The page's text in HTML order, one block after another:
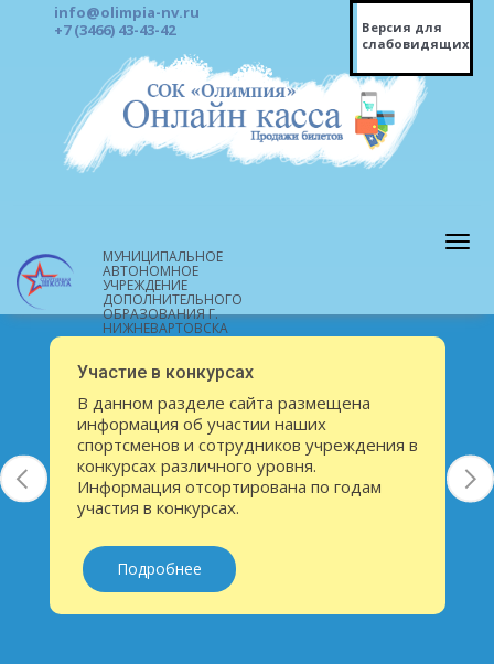
info@olimpia-nv.ru
+7 (3466) 43-43-42
Версия для
слабовидящих
МУНИЦИПАЛЬНОЕ
АВТОНОМНОЕ
УЧРЕЖДЕНИЕ
ДОПОЛНИТЕЛЬНОГО
ОБРАЗОВАНИЯ Г.
НИЖНЕВАРТОВСКА
"СПОРТИВНАЯ ШКОЛА"
Спортивная школа
Звезды ГТО
«Готов к труду и обороне» – это больше,
чем просто слова, это девиз нашего
коллектива!
Подробнее